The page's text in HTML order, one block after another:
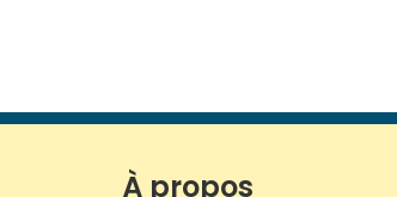
À propos